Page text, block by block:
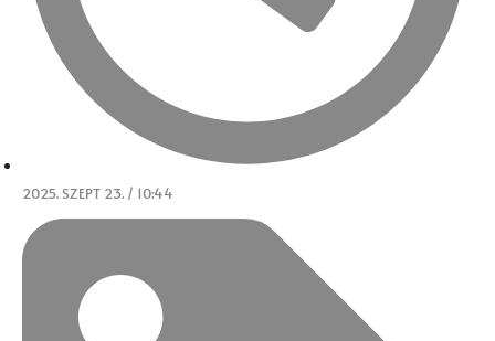
2025. SZEPT 23. / 10:44